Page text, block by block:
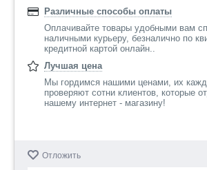
Различные способы оплаты
Оплачивайте товары удобными вам
наличными курьеру, безналично по
кредитной картой онлайн..
Лучшая цена
Мы гордимся нашими ценами, их
проверяют сотни клиентов, которые
нашему интернет - магазину!
Отложить